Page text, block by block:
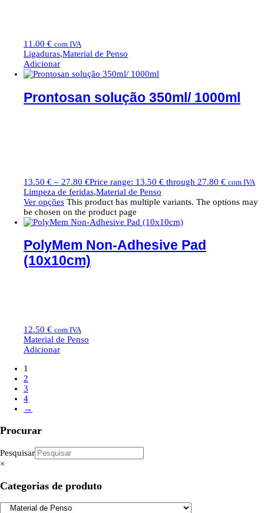
11.00 € com IVA
Ligaduras,Material de Penso
Adicionar
Prontosan solução 350ml/ 1000ml
13.50 € – 27.80 €Price range: 13.50 € through 27.80 € com IVA
Limpeza de feridas,Material de Penso
Ver opções This product has multiple variants. The options may
be chosen on the product page
PolyMem Non-Adhesive Pad
(10x10cm)
12.50 € com IVA
Material de Penso
Adicionar
1
2
3
4
→
Procurar
Pesquisar
×
Categorias de produto